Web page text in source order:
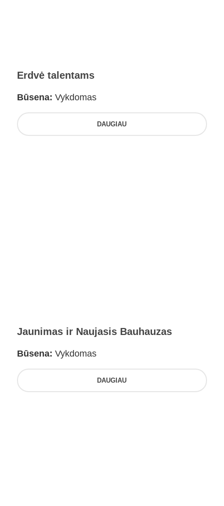
Erdvė talentams
Būsena: Vykdomas
DAUGIAU
Jaunimas ir Naujasis Bauhauzas
Būsena: Vykdomas
DAUGIAU